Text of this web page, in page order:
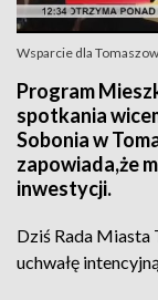
Wsparcie dla
Program
spotkania
Sobonia w
zapowiada,że
inwestycji.
Dziś Rada
uchwałę